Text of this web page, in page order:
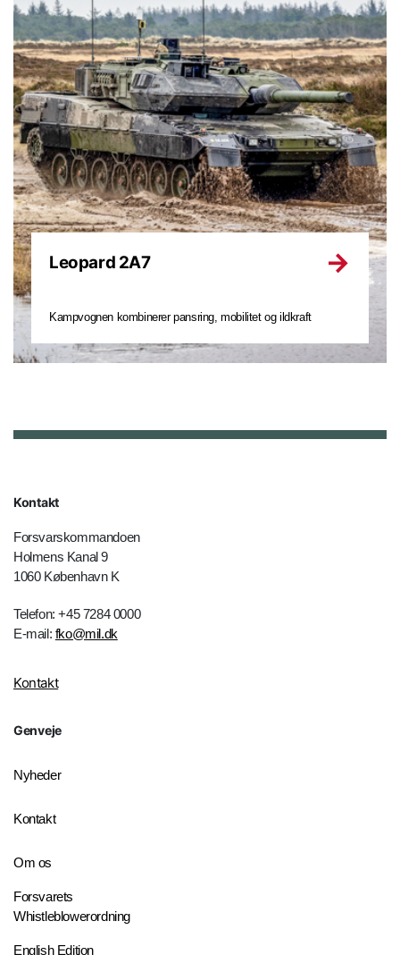
Leopard 2A7
Kampvognen kombinerer pansring, mobilitet og ildkraft
Kontakt
Forsvarskommandoen
Holmens Kanal 9
1060 København K
Telefon: +45 7284 0000
E-mail: fko@mil.dk
Kontakt
Genveje
Nyheder
Kontakt
Om os
Forsvarets
Whistleblowerordning
English Edition